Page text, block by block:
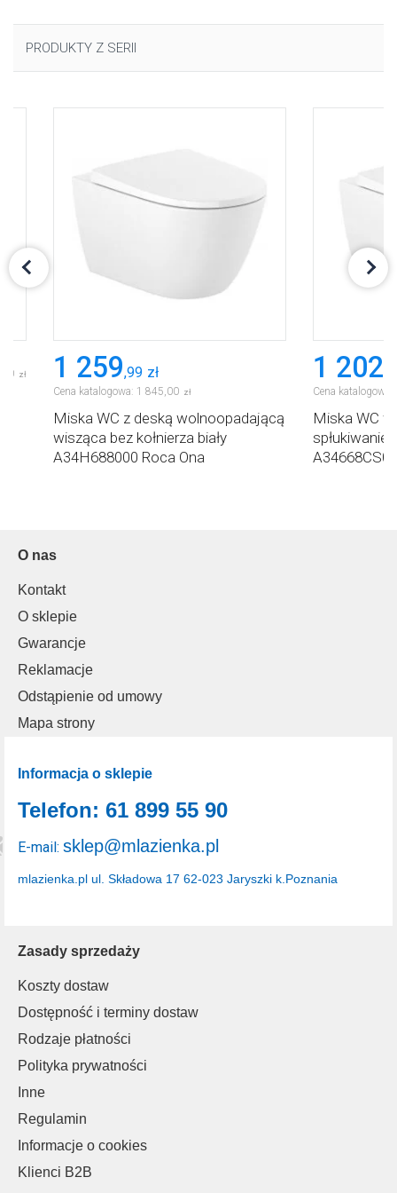
PRODUKTY Z SERII
70 zł 1 259,99 zł
Cena katalogowa: 1 845,00 zł
Miska WC z deską wolnoopadającą
wisząca bez kołnierza biały
A34H688000 Roca Ona
1 202
Cena katalogowa:
Miska WC
O nas
Kontakt
O sklepie
Gwarancje
Reklamacje
Odstąpienie od umowy
Mapa strony
Zasady sprzedaży
Koszty dostaw
Dostępność i terminy dostaw
Rodzaje płatności
Polityka prywatności
Inne
Regulamin
Informacje o cookies
Klienci B2B
Informacja o sklepie
mlazienka.pl ul. Składowa 17 62-023 Jaryszki k.Poznania
Telefon: 61 899 55 90
E-mail: sklep@mlazienka.pl